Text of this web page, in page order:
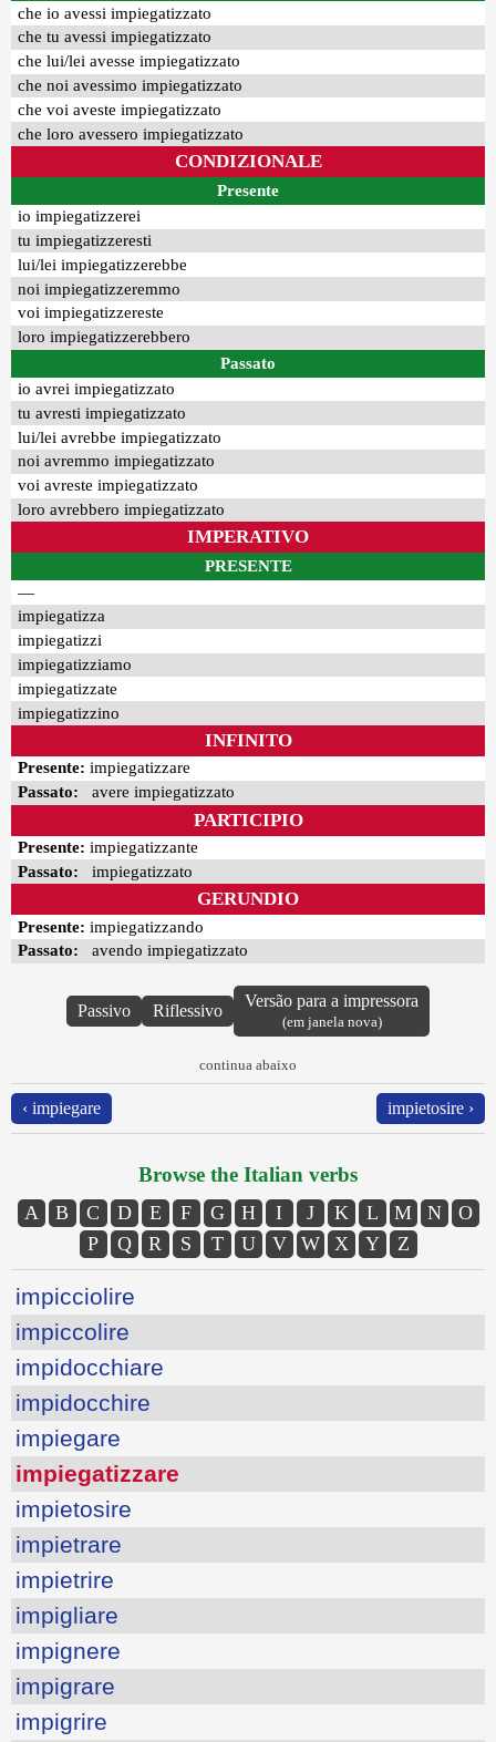
che io avessi impiegatizzato
che tu avessi impiegatizzato
che lui/lei avesse impiegatizzato
che noi avessimo impiegatizzato
che voi aveste impiegatizzato
che loro avessero impiegatizzato
CONDIZIONALE
Presente
io impiegatizzerei
tu impiegatizzeresti
lui/lei impiegatizzerebbe
noi impiegatizzeremmo
voi impiegatizzereste
loro impiegatizzerebbero
Passato
io avrei impiegatizzato
tu avresti impiegatizzato
lui/lei avrebbe impiegatizzato
noi avremmo impiegatizzato
voi avreste impiegatizzato
loro avrebbero impiegatizzato
IMPERATIVO
PRESENTE
—
impiegatizza
impiegatizzi
impiegatizziamo
impiegatizzate
impiegatizzino
INFINITO
Presente: impiegatizzare
Passato: avere impiegatizzato
PARTICIPIO
Presente: impiegatizzante
Passato: impiegatizzato
GERUNDIO
Presente: impiegatizzando
Passato: avendo impiegatizzato
Passivo Riflessivo
Versão para a impressora
(em janela nova)
continua abaixo
‹ impiegare impietosire ›
Browse the Italian verbs
A B C D E F G H I J K L M N
O
P
Q R S T U V W X Y Z
impicciolire
impiccolire
impidocchiare
impidocchire
impiegare
impiegatizzare
impietosire
impietrare
impietrire
impigliare
impignere
impigrare
impigrire